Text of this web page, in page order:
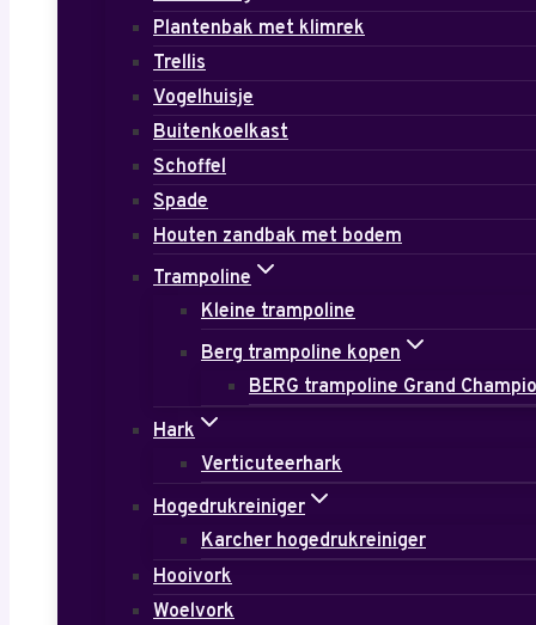
Plantenbak met klimrek
Trellis
Vogelhuisje
Buitenkoelkast
Schoffel
Spade
Houten zandbak met bodem
Trampoline
Kleine trampoline
Berg trampoline kopen
BERG trampoline Grand
Hark
Verticuteerhark
Hogedrukreiniger
Karcher hogedrukreiniger
Hooivork
Woelvork